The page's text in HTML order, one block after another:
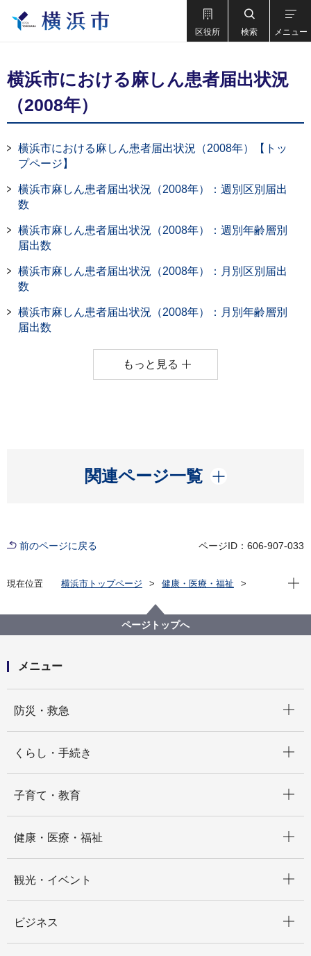
区役所 検索 メニュー
横浜市における麻しん患者届出状況
（2008年）
横浜市における麻しん患者届出状況（2008年）【トッ
プページ】
横浜市麻しん患者届出状況（2008年）：週別区別届出
数
横浜市麻しん患者届出状況（2008年）：週別年齢層別
届出数
横浜市麻しん患者届出状況（2008年）：月別区別届出
数
横浜市麻しん患者届出状況（2008年）：月別年齢層別
届出数
もっと見る
関連ページ一覧
開く
前のページに戻る ページID：606-907-033
現在位置 横浜市トップページ
健康・医療・福祉
感染症発生状況資料集
横浜市における麻しん患者届出状況
横浜市における麻しん患者届出状況（2008年）
現在
ページトップへ
メニュー
防災・救急
くらし・手続き
子育て・教育
健康・医療・福祉
観光・イベント
ビジネス